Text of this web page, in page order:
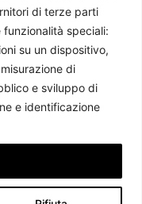
di terze parti
speciali:
su un dispositivo,
di
e sviluppo di
e identificazione